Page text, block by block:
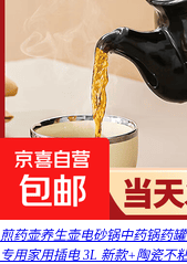
煎药壶养生壶电砂锅中药锅药
专用家用插电 3L 新款+陶瓷不